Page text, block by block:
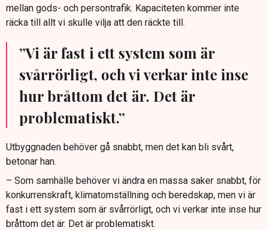
mellan gods- och persontrafik. Kapaciteten kommer inte
räcka till allt vi skulle vilja att den räckte till.
”Vi är fast i ett system som är
svårrörligt, och vi verkar inte inse
hur bråttom det är. Det är
problematiskt.”
Utbyggnaden behöver gå snabbt, men det kan bli svårt,
betonar han.
– Som samhälle behöver vi ändra en massa saker snabbt, för
konkurrenskraft, klimatomställning och beredskap, men vi är
fast i ett system som är svårrörligt, och vi verkar inte inse hur
bråttom det är. Det är problematiskt.